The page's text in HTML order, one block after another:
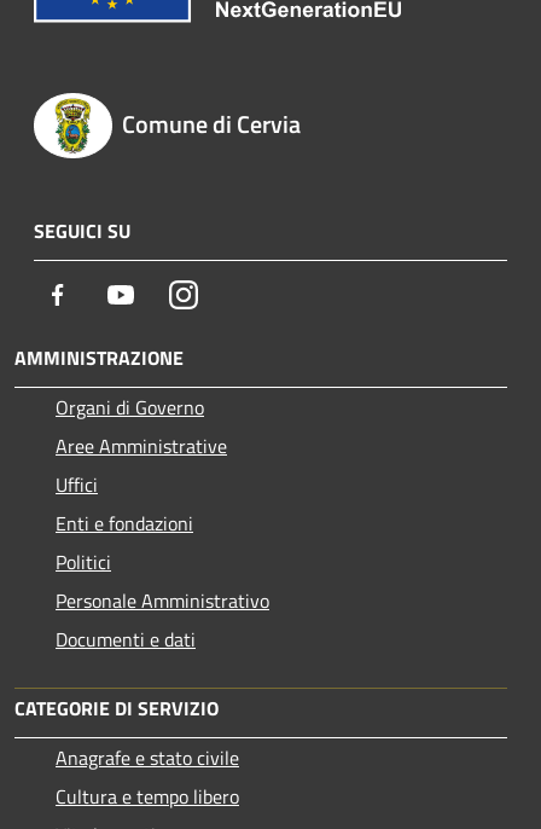
Comune di Cervia
SEGUICI SU
Facebook YoutubeInstagram
AMMINISTRAZIONE
Organi di Governo
Aree Amministrative
Uffici
Enti e fondazioni
Politici
Personale Amministrativo
Documenti e dati
CATEGORIE DI SERVIZIO
Anagrafe e stato civile
Cultura e tempo libero